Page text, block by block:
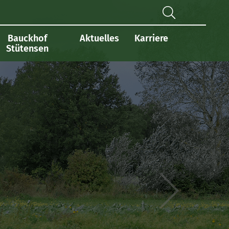
Bauckhof
Stütensen
Aktuelles Karriere